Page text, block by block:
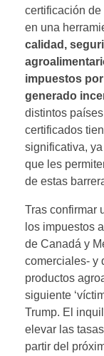
certificación
en una
calidad,
impuestos
generado
distintos
certificados
significativa,
que les
de estas
Tras confirmar
los impuestos
de Canadá y
comerciales- y
productos
siguiente
Trump. El
elevar las
partir del